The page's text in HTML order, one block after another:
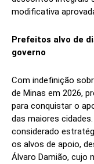
modificativa
Prefeitos alvo de
governo
Com indefinição
de Minas em 2026,
para conquistar o
das maiores
considerado
os alvos de apoio,
Álvaro Damião, cujo